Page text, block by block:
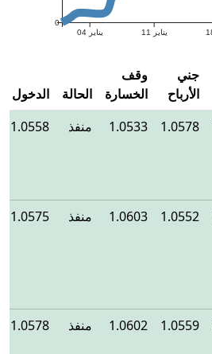
يناير 04 يناير 11
0
جني
الأرباح
وقف
الخسارة
الحالة
الدخول
1.0578
1.0533 منفذ 1.0558
1.0552
1.0603 منفذ 1.0575
1.0559
1.0602 منفذ 1.0578